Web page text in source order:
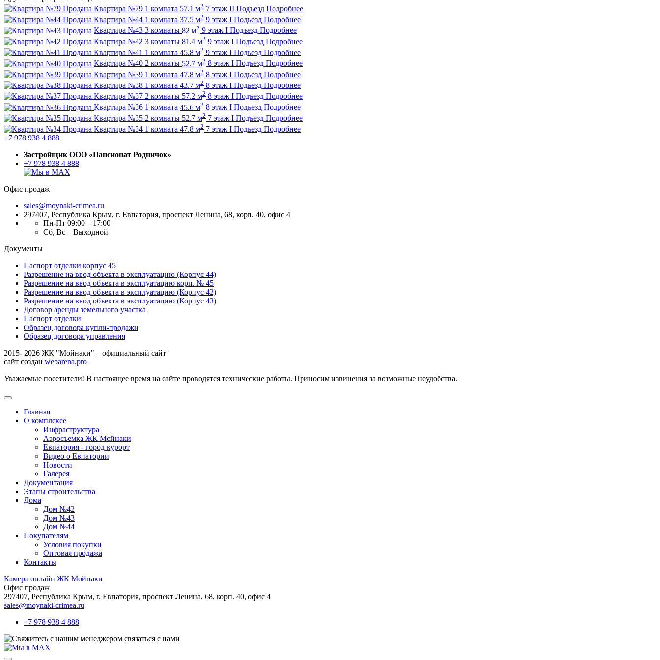
Продана Квартира №79 1 комната 57.1 м2 7 этаж II Подъезд Подробнее
Продана Квартира №44 1 комната 37.5 м2 9 этаж I Подъезд Подробнее
Продана Квартира №43 3 комнаты 82 м2 9 этаж I Подъезд Подробнее
Продана Квартира №42 3 комнаты 81.4 м2 9 этаж I Подъезд Подробнее
Продана Квартира №41 1 комната 45.8 м2 9 этаж I Подъезд Подробнее
Продана Квартира №40 2 комнаты 52.7 м2 8 этаж I Подъезд Подробнее
Продана Квартира №39 1 комната 47.8 м2 8 этаж I Подъезд Подробнее
Продана Квартира №38 1 комната 43.7 м2 8 этаж I Подъезд Подробнее
Продана Квартира №37 2 комнаты 57.2 м2 8 этаж I Подъезд Подробнее
Продана Квартира №36 1 комната 45.6 м2 8 этаж I Подъезд Подробнее
Продана Квартира №35 2 комнаты 52.7 м2 7 этаж I Подъезд Подробнее
Продана Квартира №34 1 комната 47.8 м2 7 этаж I Подъезд Подробнее
+7 978 938 4 888
Застройщик ООО «Пансионат Родничок»
+7 978 938 4 888
Офис продаж
sales@moynaki-crimea.ru
297407, Республика Крым, г. Евпатория, проспект Ленина, 68, корп. 40, офис 4
Пн-Пт 09:00 – 17:00
Сб, Вс – Выходной
Документы
Паспорт отделки корпус 45
Разрешение на ввод объекта в эксплуатацию (Корпус 44)
Разрешение на ввод объекта в эксплуатацию корп. № 45
Разрешение на ввод объекта в эксплуатацию (Корпус 42)
Разрешение на ввод объекта в эксплуатацию (Корпус 43)
Договор аренды земельного участка
Паспорт отделки
Образец договора купли-продажи
Образец договора управления
2015- 2026 ЖК "Мойнаки" – официальный сайт
сайт создан webarena.pro
Уважаемые посетители! В настоящее время на сайте проводятся технические работы. Приносим извинения за возможные неудобства.
Главная
О комплексе
Инфраструктура
Аэросъемка ЖК Мойнаки
Евпатория - город курорт
Видео о Евпатории
Новости
Галерея
Документация
Этапы строительства
Дома
Дом №42
Дом №43
Дом №44
Покупателям
Условия покупки
Оптовая продажа
Контакты
Камера онлайн ЖК Мойнаки
Офис продаж
297407, Республика Крым, г. Евпатория, проспект Ленина, 68, корп. 40, офис 4
sales@moynaki-crimea.ru
+7 978 938 4 888
связаться с нами